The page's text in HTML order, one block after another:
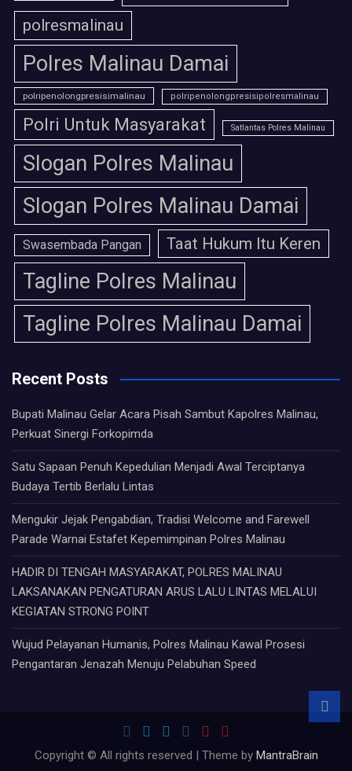
polresmalinau
Polres Malinau Damai
polripenolongpresisimalinau polripenolongpresisipolresmalinau
Polri Untuk Masyarakat Satlantas Polres Malinau
Slogan Polres Malinau
Slogan Polres Malinau Damai
Swasembada Pangan Taat Hukum Itu Keren
Tagline Polres Malinau
Tagline Polres Malinau Damai
Recent Posts
Bupati Malinau Gelar Acara Pisah Sambut Kapolres Malinau,
Perkuat Sinergi Forkopimda
Satu Sapaan Penuh Kepedulian Menjadi Awal Terciptanya
Budaya Tertib Berlalu Lintas
Mengukir Jejak Pengabdian, Tradisi Welcome and Farewell
Parade Warnai Estafet Kepemimpinan Polres Malinau
HADIR DI TENGAH MASYARAKAT, POLRES MALINAU
LAKSANAKAN PENGATURAN ARUS LALU LINTAS MELALUI
KEGIATAN STRONG POINT
Wujud Pelayanan Humanis, Polres Malinau Kawal Prosesi
Pengantaran Jenazah Menuju Pelabuhan Speed
Copyright © All rights reserved | Theme by MantraBrain